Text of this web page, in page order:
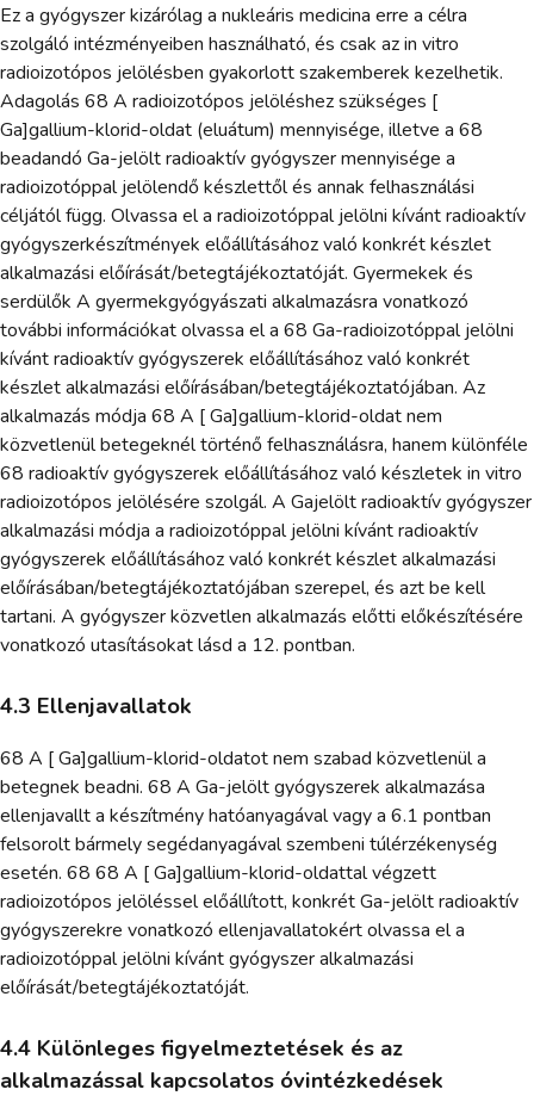
Ez a gyógyszer kizárólag a nukleáris medicina erre a célra
szolgáló intézményeiben használható, és csak az in vitro
radioizotópos jelölésben gyakorlott szakemberek kezelhetik.
Adagolás 68 A radioizotópos jelöléshez szükséges [
Ga]gallium-klorid-oldat (eluátum) mennyisége, illetve a 68
beadandó Ga-jelölt radioaktív gyógyszer mennyisége a
radioizotóppal jelölendő készlettől és annak felhasználási
céljától függ. Olvassa el a radioizotóppal jelölni kívánt radioaktív
gyógyszerkészítmények előállításához való konkrét készlet
alkalmazási előírását/betegtájékoztatóját. Gyermekek és
serdülők A gyermekgyógyászati alkalmazásra vonatkozó
további információkat olvassa el a 68 Ga-radioizotóppal jelölni
kívánt radioaktív gyógyszerek előállításához való konkrét
készlet alkalmazási előírásában/betegtájékoztatójában. Az
alkalmazás módja 68 A [ Ga]gallium-klorid-oldat nem
közvetlenül betegeknél történő felhasználásra, hanem különféle
68 radioaktív gyógyszerek előállításához való készletek in vitro
radioizotópos jelölésére szolgál. A Gajelölt radioaktív gyógyszer
alkalmazási módja a radioizotóppal jelölni kívánt radioaktív
gyógyszerek előállításához való konkrét készlet alkalmazási
előírásában/betegtájékoztatójában szerepel, és azt be kell
tartani. A gyógyszer közvetlen alkalmazás előtti előkészítésére
vonatkozó utasításokat lásd a 12. pontban.
4.3 Ellenjavallatok
68 A [ Ga]gallium-klorid-oldatot nem szabad közvetlenül a
betegnek beadni. 68 A Ga-jelölt gyógyszerek alkalmazása
ellenjavallt a készítmény hatóanyagával vagy a 6.1 pontban
felsorolt bármely segédanyagával szembeni túlérzékenység
esetén. 68 68 A [ Ga]gallium-klorid-oldattal végzett
radioizotópos jelöléssel előállított, konkrét Ga-jelölt radioaktív
gyógyszerekre vonatkozó ellenjavallatokért olvassa el a
radioizotóppal jelölni kívánt gyógyszer alkalmazási
előírását/betegtájékoztatóját.
4.4 Különleges figyelmeztetések és az
alkalmazással kapcsolatos óvintézkedések